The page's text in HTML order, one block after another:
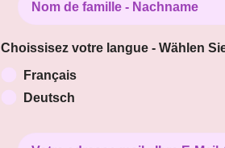
Choissisez votre langue - Wählen
Français
Deutsch